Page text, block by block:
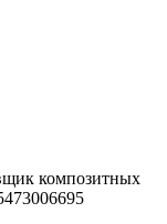
композитных